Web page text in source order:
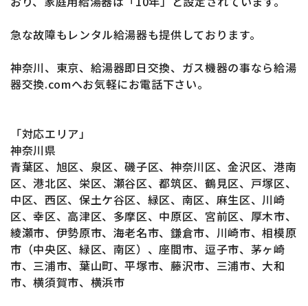
急な故障もレンタル給湯器も提供しております。
神奈川、東京、給湯器即日交換、ガス機器の事なら給湯
器交換.comへお気軽にお電話下さい。
「対応エリア」
神奈川県
青葉区、旭区、泉区、磯子区、神奈川区、金沢区、港南
区、港北区、栄区、瀬谷区、都筑区、鶴見区、戸塚区、
中区、西区、保土ケ谷区、緑区、南区、麻生区、川崎
区、幸区、高津区、多摩区、中原区、宮前区、厚木市、
綾瀬市、伊勢原市、海老名市、鎌倉市、川崎市、相模原
市（中央区、緑区、南区）、座間市、逗子市、茅ヶ崎
市、三浦市、葉山町、平塚市、藤沢市、三浦市、大和
市、横須賀市、横浜市